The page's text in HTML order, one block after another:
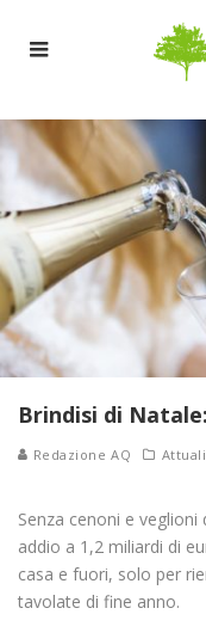
Brindisi di
Redazione AQ
Senza cenoni e
addio a 1,2 miliardi di
casa e fuori, solo per
tavolate di fine anno.